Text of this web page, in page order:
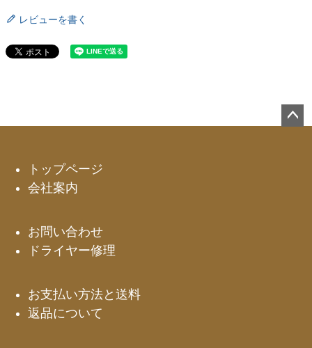
レビューを書く
トップページ
会社案内
お問い合わせ
ドライヤー修理
お支払い方法と送料
返品について